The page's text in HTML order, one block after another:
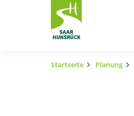
Zum Hauptinhalt springen
Startseite Planung